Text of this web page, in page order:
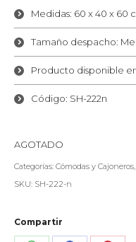
Medidas: 60 x 40 x 60
Tamaño despacho:
Producto disponible
Código: SH-222n
AGOTADO
Categorías: Cómodas y Cajoneros,
SKU: SH-222-n
Compartir